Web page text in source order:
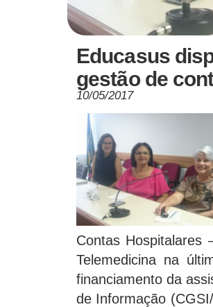
Educasus
gestão de
10/05/2017
Contas Hospitalares
Telemedicina na
financiamento da
de Informação